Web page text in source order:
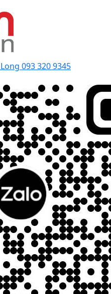
093 320 9345